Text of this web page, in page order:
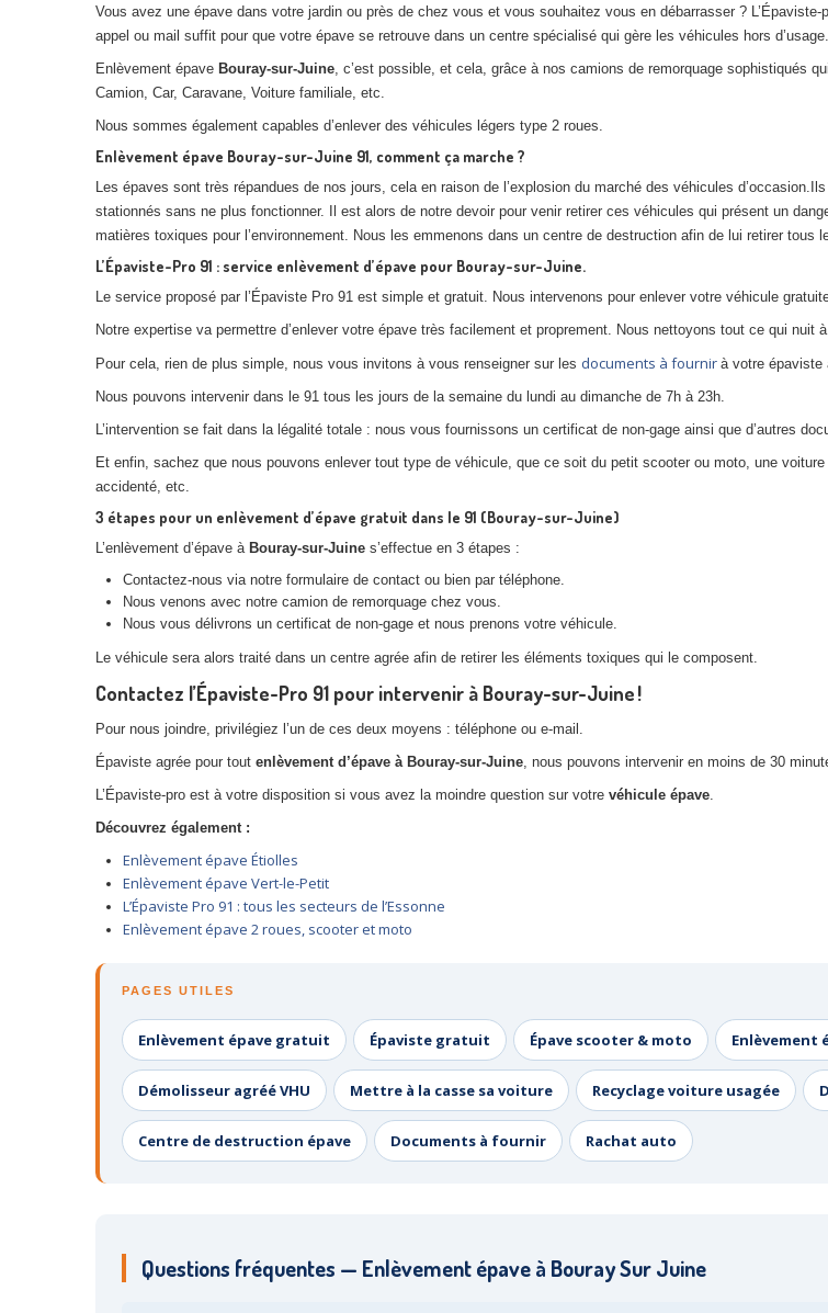
Vous avez une épave dans votre jardin ou près de chez vous et vous souhaitez vous en débarrasser ?
appel ou mail suffit pour que votre épave se retrouve dans un centre spécialisé qui gère les véhicules hors d’usage.
Enlèvement épave Bouray-sur-Juine, c’est possible, et cela, grâce à nos camions de remorquage sophistiqués
Camion, Car, Caravane, Voiture familiale, etc.
Nous sommes également capables d’enlever des véhicules légers type 2 roues.
Enlèvement épave Bouray-sur-Juine 91, comment ça marche ?
Les épaves sont très répandues de nos jours, cela en raison de l’explosion du marché des véhicules
stationnés sans ne plus fonctionner. Il est alors de notre devoir pour venir retirer ces véhicules qui présent un
matières toxiques pour l’environnement. Nous les emmenons dans un centre de destruction afin de lui retirer tous
L’Épaviste-Pro 91 : service enlèvement d’épave pour Bouray-sur-Juine.
Le service proposé par l’Épaviste Pro 91 est simple et gratuit. Nous intervenons pour enlever votre véhicule
Notre expertise va permettre d’enlever votre épave très facilement et proprement. Nous nettoyons tout ce qui nuit
Pour cela, rien de plus simple, nous vous invitons à vous renseigner sur les documents à fournir à votre épaviste
Nous pouvons intervenir dans le 91 tous les jours de la semaine du lundi au dimanche de 7h à 23h.
L’intervention se fait dans la légalité totale : nous vous fournissons un certificat de non-gage ainsi que d’autres
Et enfin, sachez que nous pouvons enlever tout type de véhicule, que ce soit du petit scooter ou moto, une
accidenté, etc.
3 étapes pour un enlèvement d’épave gratuit dans le 91 (Bouray-sur-Juine)
L’enlèvement d’épave àBouray-sur-Juine s’effectue en 3 étapes :
Contactez-nous via notre formulaire de contact ou bien par téléphone.
Nous venons avec notre camion de remorquage chez vous.
Nous vous délivrons un certificat de non-gage et nous prenons votre véhicule.
Le véhicule sera alors traité dans un centre agrée afin de retirer les éléments toxiques qui le composent.
Contactez l’Épaviste-Pro 91 pour intervenir à Bouray-sur-Juine !
Pour nous joindre, privilégiez l’un de ces deux moyens : téléphone ou e-mail.
Épaviste agrée pour tout enlèvement d’épave à Bouray-sur-Juine, nous pouvons intervenir en moins de 30
L’Épaviste-pro est à votre disposition si vous avez la moindre question sur votre véhicule épave.
Découvrez également :
Enlèvement épave Étiolles
Enlèvement épave Vert-le-Petit
L’Épaviste Pro 91 : tous les secteurs de l’Essonne
Enlèvement épave 2 roues, scooter et moto
PAGES UTILES
Enlèvement épave gratuit Épaviste gratuit Épave scooter & moto Enlèvement
Démolisseur agréé VHU Mettre à la casse sa voiture Recyclage voiture usagée
Centre de destruction épave Documents à fournir Rachat auto
Questions fréquentes — Enlèvement épave à Bouray Sur Juine